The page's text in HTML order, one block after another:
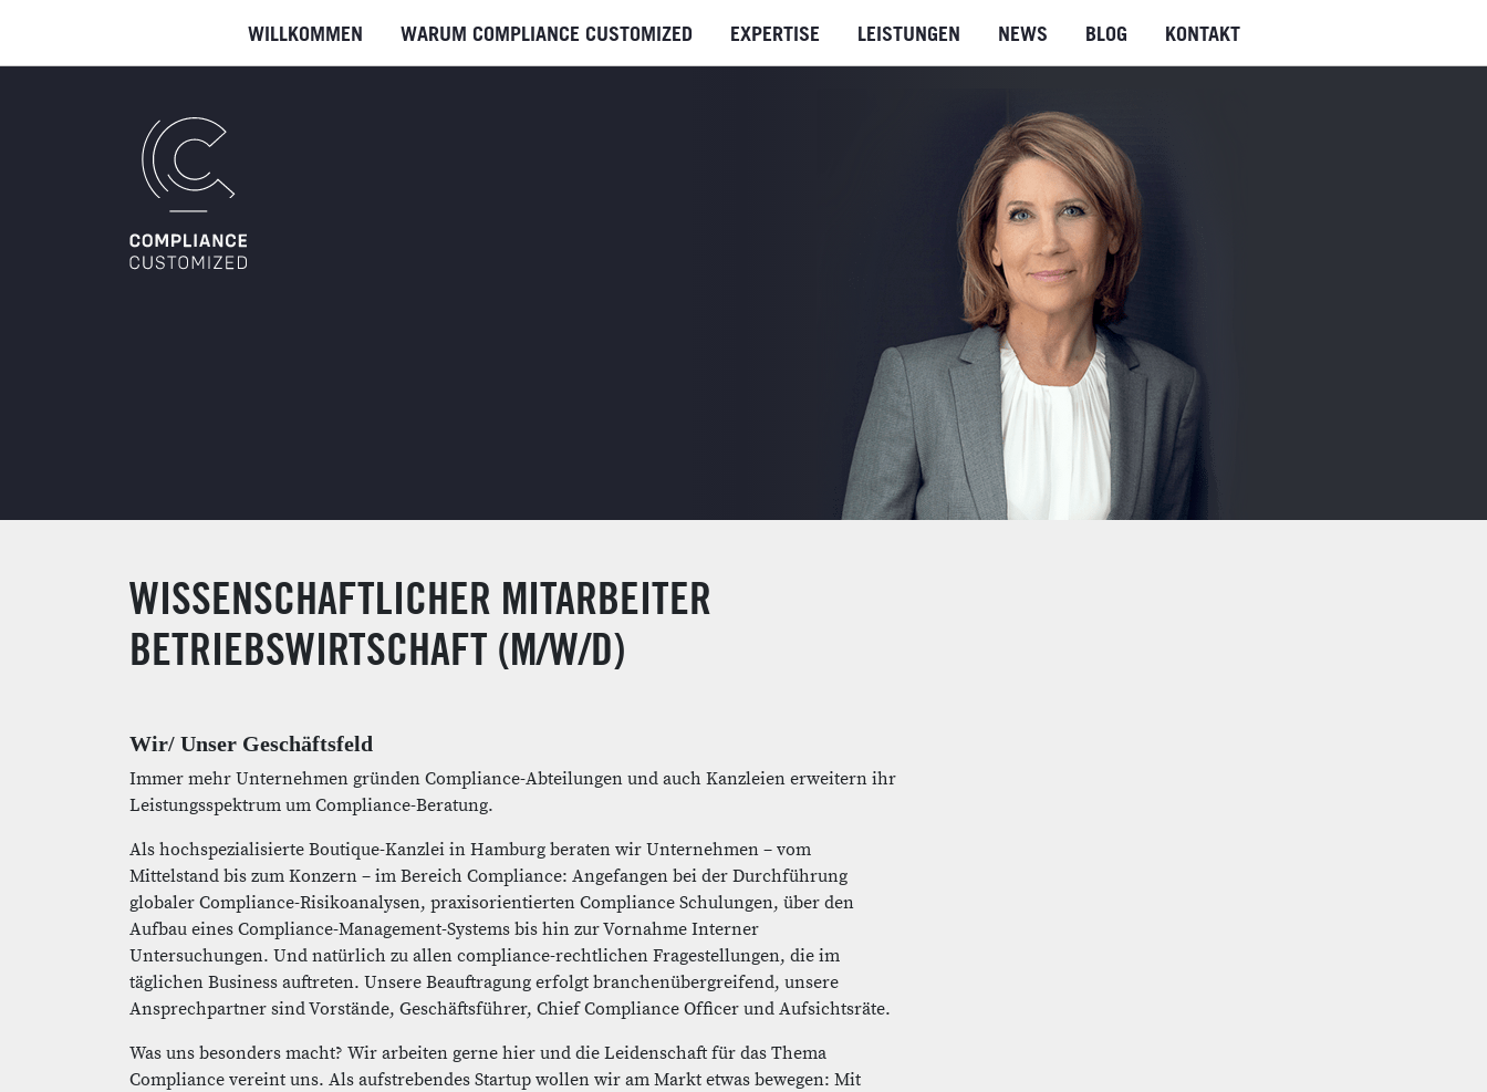
WILLKOMMEN WARUM COMPLIANCE CUSTOMIZED EXPERTISE LEISTUNGEN NEWS BLOG KONTAKT
WISSENSCHAFTLICHER MITARBEITER
BETRIEBSWIRTSCHAFT (M/W/D)
Wir/ Unser Geschäftsfeld
Immer mehr Unternehmen gründen Compliance-Abteilungen und auch Kanzleien erweitern ihr
Leistungsspektrum um Compliance-Beratung.
Als hochspezialisierte Boutique-Kanzlei in Hamburg beraten wir Unternehmen – vom
Mittelstand bis zum Konzern – im Bereich Compliance: Angefangen bei der Durchführung
globaler Compliance-Risikoanalysen, praxisorientierten Compliance Schulungen, über den
Aufbau eines Compliance-Management-Systems bis hin zur Vornahme Interner
Untersuchungen. Und natürlich zu allen compliance-rechtlichen Fragestellungen, die im
täglichen Business auftreten. Unsere Beauftragung erfolgt branchenübergreifend, unsere
Ansprechpartner sind Vorstände, Geschäftsführer, Chief Compliance Officer und Aufsichtsräte.
Was uns besonders macht? Wir arbeiten gerne hier und die Leidenschaft für das Thema
Compliance vereint uns. Als aufstrebendes Startup wollen wir am Markt etwas bewegen: Mit